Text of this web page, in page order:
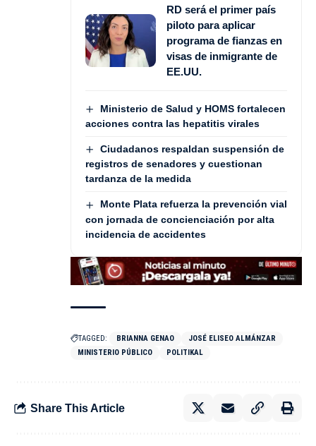
RD será el primer país
piloto para aplicar
programa de fianzas en
visas de inmigrante de
EE.UU.
Ministerio de Salud y HOMS fortalecen
acciones contra las hepatitis virales
Ciudadanos respaldan suspensión de
registros de senadores y cuestionan
tardanza de la medida
Monte Plata refuerza la prevención vial
con jornada de concienciación por alta
incidencia de accidentes
TAGGED: BRIANNA GENAO
JOSÉ ELISEO ALMÁNZAR
MINISTERIO PÚBLICO
POLITIKAL
Share This Article